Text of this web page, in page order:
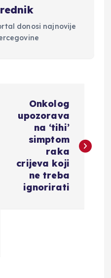
donosi najnovije
Onkolog
upozorava
na ‘tihi’
simptom
raka
crijeva koji
ne treba
ignorirati